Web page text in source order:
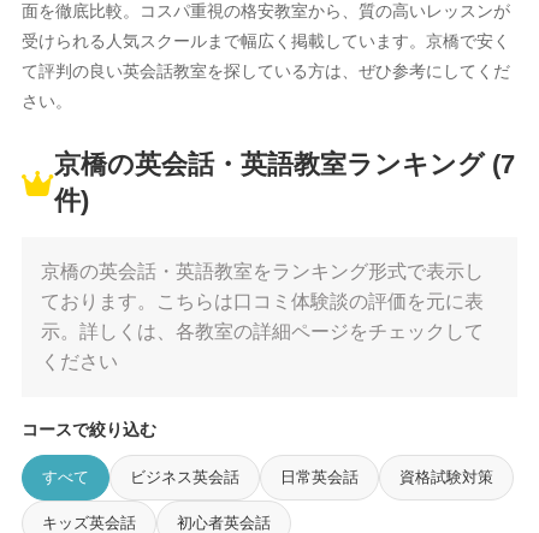
面を徹底比較。コスパ重視の格安教室から、質の高いレッスンが
受けられる人気スクールまで幅広く掲載しています。京橋で安く
て評判の良い英会話教室を探している方は、ぜひ参考にしてくだ
さい。
京橋の英会話・英語教室ランキング (7
件)
京橋の英会話・英語教室をランキング形式で表示し
ております。こちらは口コミ体験談の評価を元に表
示。詳しくは、各教室の詳細ページをチェックして
ください
コースで絞り込む
すべて ビジネス英会話 日常英会話 資格試験対策
キッズ英会話 初心者英会話